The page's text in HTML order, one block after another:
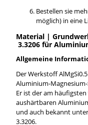
Bestellen sie
möglich) in eine
Material |
3.3206 für
Allgemeine
Der Werkstoff
Aluminium-
Er ist der am
aushärtbaren
und auch bekannt
3.3206.